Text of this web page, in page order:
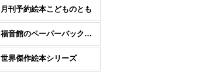
月刊予約絵本こどものとも
福音館のペーパーバック絵本
世界傑作絵本シリーズ